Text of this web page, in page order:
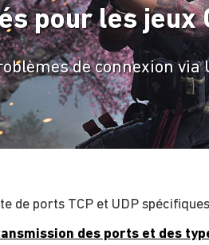
pour les jeux
de connexion via
de ports TCP et UDP
des ports et des